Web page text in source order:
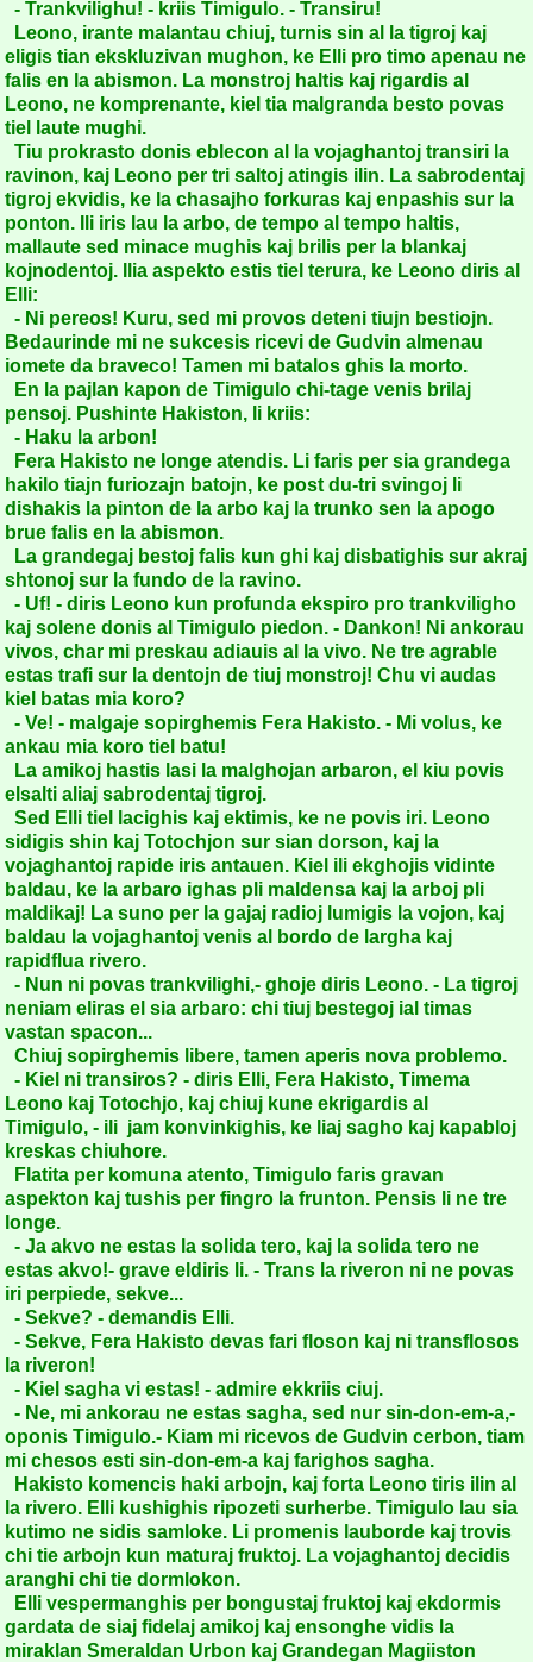
- Trankvilighu! - kriis Timigulo. - Transiru!
Leono, irante malantau chiuj, turnis sin al la tigroj kaj
eligis tian ekskluzivan mughon, ke Elli pro timo apenau ne
falis en la abismon. La monstroj haltis kaj rigardis al
Leono, ne komprenante, kiel tia malgranda besto povas
tiel laute mughi.
Tiu prokrasto donis eblecon al la vojaghantoj transiri la
ravinon, kaj Leono per tri saltoj atingis ilin. La sabrodentaj
tigroj ekvidis, ke la chasajho forkuras kaj enpashis sur la
ponton. Ili iris lau la arbo, de tempo al tempo haltis,
mallaute sed minace mughis kaj brilis per la blankaj
kojnodentoj. Ilia aspekto estis tiel terura, ke Leono diris al
Elli:
- Ni pereos! Kuru, sed mi provos deteni tiujn bestiojn.
Bedaurinde mi ne sukcesis ricevi de Gudvin almenau
iomete da braveco! Tamen mi batalos ghis la morto.
En la pajlan kapon de Timigulo chi-tage venis brilaj
pensoj. Pushinte Hakiston, li kriis:
- Haku la arbon!
Fera Hakisto ne longe atendis. Li faris per sia grandega
hakilo tiajn furiozajn batojn, ke post du-tri svingoj li
dishakis la pinton de la arbo kaj la trunko sen la apogo
brue falis en la abismon.
La grandegaj bestoj falis kun ghi kaj disbatighis sur akraj
shtonoj sur la fundo de la ravino.
- Uf! - diris Leono kun profunda ekspiro pro trankviligho
kaj solene donis al Timigulo piedon. - Dankon! Ni ankorau
vivos, char mi preskau adiauis al la vivo. Ne tre agrable
estas trafi sur la dentojn de tiuj monstroj! Chu vi audas
kiel batas mia koro?
- Ve! - malgaje sopirghemis Fera Hakisto. - Mi volus, ke
ankau mia koro tiel batu!
La amikoj hastis lasi la malghojan arbaron, el kiu povis
elsalti aliaj sabrodentaj tigroj.
Sed Elli tiel lacighis kaj ektimis, ke ne povis iri. Leono
sidigis shin kaj Totochjon sur sian dorson, kaj la
vojaghantoj rapide iris antauen. Kiel ili ekghojis vidinte
baldau, ke la arbaro ighas pli maldensa kaj la arboj pli
maldikaj! La suno per la gajaj radioj lumigis la vojon, kaj
baldau la vojaghantoj venis al bordo de largha kaj
rapidflua rivero.
- Nun ni povas trankvilighi,- ghoje diris Leono. - La tigroj
neniam eliras el sia arbaro: chi tiuj bestegoj ial timas
vastan spacon...
Chiuj sopirghemis libere, tamen aperis nova problemo.
- Kiel ni transiros? - diris Elli, Fera Hakisto, Timema
Leono kaj Totochjo, kaj chiuj kune ekrigardis al
Timigulo, - ili jam konvinkighis, ke liaj sagho kaj kapabloj
kreskas chiuhore.
Flatita per komuna atento, Timigulo faris gravan
aspekton kaj tushis per fingro la frunton. Pensis li ne tre
longe.
- Ja akvo ne estas la solida tero, kaj la solida tero ne
estas akvo!- grave eldiris li. - Trans la riveron ni ne povas
iri perpiede, sekve...
- Sekve? - demandis Elli.
- Sekve, Fera Hakisto devas fari floson kaj ni transflosos
la riveron!
- Kiel sagha vi estas! - admire ekkriis ciuj.
- Ne, mi ankorau ne estas sagha, sed nur sin-don-em-a,-
oponis Timigulo.- Kiam mi ricevos de Gudvin cerbon, tiam
mi chesos esti sin-don-em-a kaj farighos sagha.
Hakisto komencis haki arbojn, kaj forta Leono tiris ilin al
la rivero. Elli kushighis ripozeti surherbe. Timigulo lau sia
kutimo ne sidis samloke. Li promenis lauborde kaj trovis
chi tie arbojn kun maturaj fruktoj. La vojaghantoj decidis
aranghi chi tie dormlokon.
Elli vespermanghis per bongustaj fruktoj kaj ekdormis
gardata de siaj fidelaj amikoj kaj ensonghe vidis la
miraklan Smeraldan Urbon kaj Grandegan Magiiston